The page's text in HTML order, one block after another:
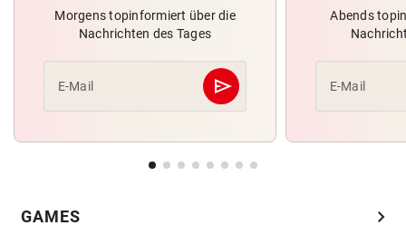
Morgens topinformiert über die
Nachrichten des Tages
E-Mail send
Abschicken
Abends
E-Mail
GAMES chevron_right